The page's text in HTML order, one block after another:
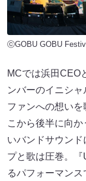
ⓒGOBU GOBU
MCでは浜田CEO
ンバーのイニシ
ファンへの想い
こから後半に向
いバンドサウン
プと歌は圧巻。
るパフォーマン